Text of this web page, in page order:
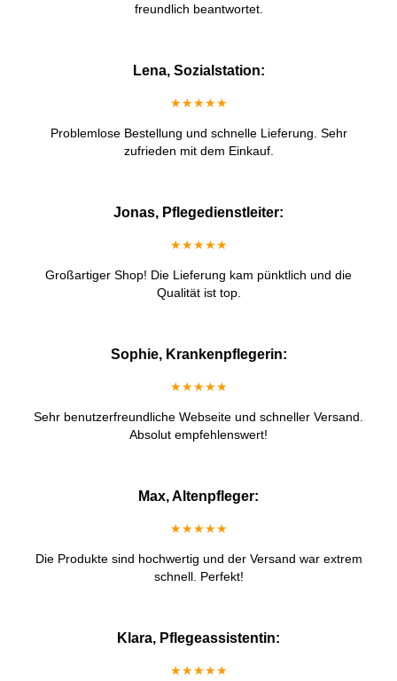
freundlich beantwortet.
Lena, Sozialstation:
★★★★★
Problemlose Bestellung und schnelle Lieferung. Sehr
zufrieden mit dem Einkauf.
Jonas, Pflegedienstleiter:
★★★★★
Großartiger Shop! Die Lieferung kam pünktlich und die
Qualität ist top.
Sophie, Krankenpflegerin:
★★★★★
Sehr benutzerfreundliche Webseite und schneller Versand.
Absolut empfehlenswert!
Max, Altenpfleger:
★★★★★
Die Produkte sind hochwertig und der Versand war extrem
schnell. Perfekt!
Klara, Pflegeassistentin:
★★★★★